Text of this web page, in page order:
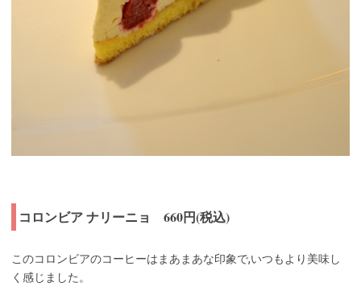
コロンビア ナリーニョ 660円(税込)
このコロンビアのコーヒーはまあまあな印象で,いつもより美味し
く感じました。